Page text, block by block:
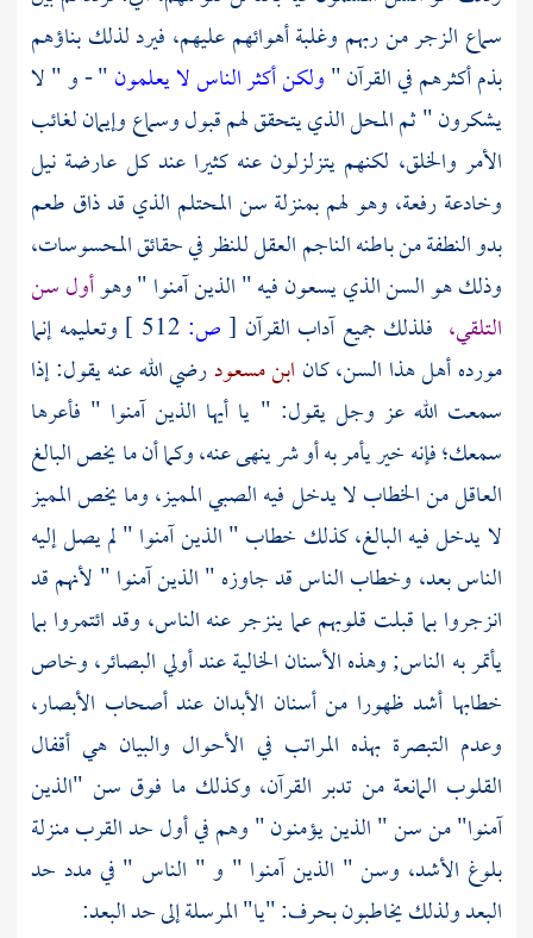
سماع الزجر من ربهم وغلبة أهوائهم عليهم، فيرد لذلك بناؤهم
بذم أكثرهم في القرآن "ولكن أكثر الناس لا يعلمون" - و " لا
يشكرون " ثم المحل الذي يتحقق لهم قبول وسماع وإيمان لغائب
الأمر والخلق، لكنهم يتزلزلون عنه كثيرا عند كل عارضة نيل
وخادعة رفعة، وهو لهم بمنزلة سن المحتلم الذي قد ذاق طعم
بدو النطفة من باطنه الناجم العقل للنظر في حقائق المحسوسات،
وذلك هو السن الذي يسعون فيه " الذين آمنوا " وهوأول سن
التلقي، فلذلك جميع آداب القرآن [ص:
وتعليمه إنما
مورده أهل هذا السن، كان ابن مسعودرضي الله عنه يقول: إذا
سمعت الله عز وجل يقول: " يا أيها الذين آمنوا " فأعرها
سمعك؛ فإنه خير يأمر به أو شر ينهى عنه، وكما أن ما يخص البالغ
العاقل من الخطاب لا يدخل فيه الصبي المميز، وما يخص المميز
لا يدخل فيه البالغ، كذلك خطاب " الذين آمنوا " لم يصل إليه
الناس بعد، وخطاب الناس قد جاوزه " الذين آمنوا " لأنهم قد
انزجروا بما قبلت قلوبهم عما ينزجر عنه الناس، وقد ائتمروا بما
يأتمر به الناس; وهذه الأسنان الخالية عند أولي البصائر، وخاص
خطابها أشد ظهورا من أسنان الأبدان عند أصحاب الأبصار،
وعدم التبصرة بهذه المراتب في الأحوال والبيان هي أقفال
القلوب المانعة من تدبر القرآن، وكذلك ما فوق سن "الذين
آمنوا" من سن " الذين يؤمنون " وهم في أول حد القرب منزلة
بلوغ الأشد، وسن " الذين آمنوا " و " الناس " في مدد حد
البعد ولذلك يخاطبون بحرف: "يا" المرسلة إلى حد البعد: